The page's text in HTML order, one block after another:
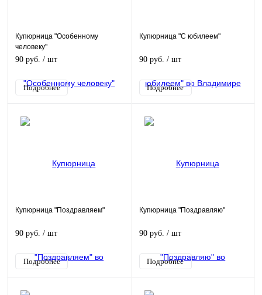
Купюрница "Особенному
человеку"
90 руб. / шт
Подробнее
Купюрница "С юбилеем"
90 руб. / шт
Подробнее
Купюрница "Поздравляем"
90 руб. / шт
Подробнее
Купюрница "Поздравляю"
90 руб. / шт
Подробнее